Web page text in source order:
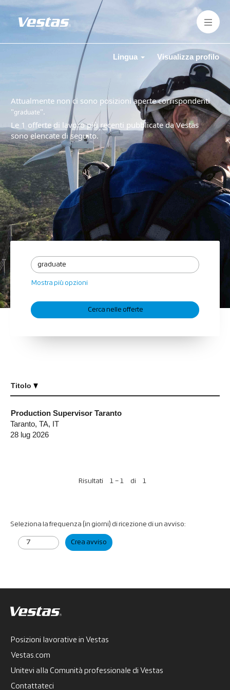
Lingua Visualizza profilo
Attualmente non ci sono posizioni aperte corrispondenti
"graduate".
Le 1 offerte di lavoro più recenti pubblicate da Vestas
sono elencate di seguito.
Mostra più opzioni
Titolo
Production Supervisor Taranto
Taranto, TA, IT
28 lug 2026
Risultati 1 – 1 di 1
Seleziona la frequenza (in giorni) di ricezione di un avviso:
Crea avviso
Posizioni lavorative in Vestas
Vestas.com
Unitevi alla Comunità professionale di Vestas
Contattateci